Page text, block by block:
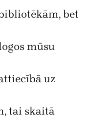
bet
mūsu
uz
tai skaitā